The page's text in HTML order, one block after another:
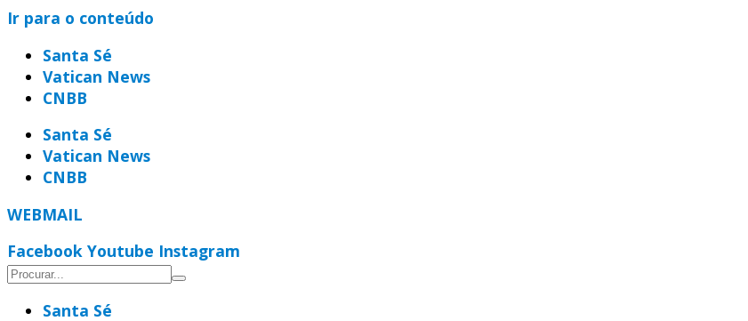
Ir para o conteúdo
Santa Sé
Vatican News
CNBB
Santa Sé
Vatican News
CNBB
WEBMAIL
Facebook Youtube Instagram
Santa Sé